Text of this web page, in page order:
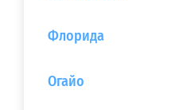
Флорида
Огайо